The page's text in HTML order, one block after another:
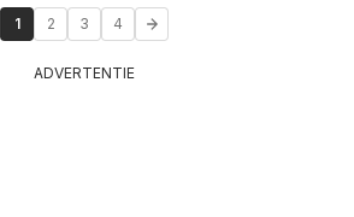
1 2 3 4
ADVERTENTIE